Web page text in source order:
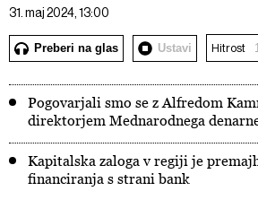
31. maj 2024, 13:00
Preberi na glas Ustavi Hitrost
Pogovarjali smo se z Alfredom
direktorjem Mednarodnega
Kapitalska zaloga v regiji je
financiranja s strani bank